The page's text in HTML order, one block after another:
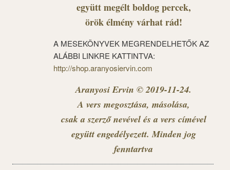
együtt megélt boldog percek,
örök élmény várhat rád!
A MESEKÖNYVEK MEGRENDELHETŐK AZ
ALÁBBI LINKRE KATTINTVA:
http://shop.aranyosiervin.com
Aranyosi Ervin © 2019-11-24.
A vers megosztása, másolása,
csak a szerző nevével és a vers címével
együtt engedélyezett. Minden jog
fenntartva